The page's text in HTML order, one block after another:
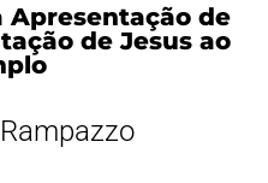
Apresentação de
de Jesus ao